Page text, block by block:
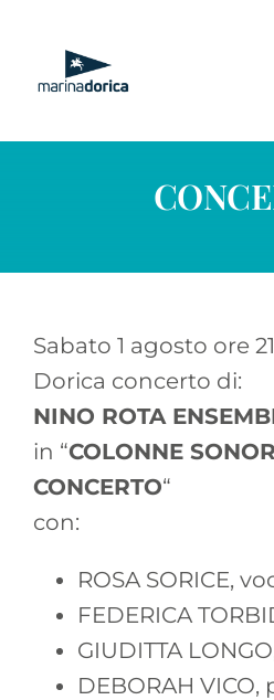
contenuto
Sabato 1 agosto ore
Dorica concerto di:
NINO ROTA
in “COLONNE
CONCERTO“
con:
ROSA SORICE,
FEDERICA
GIUDITTA
DEBORAH